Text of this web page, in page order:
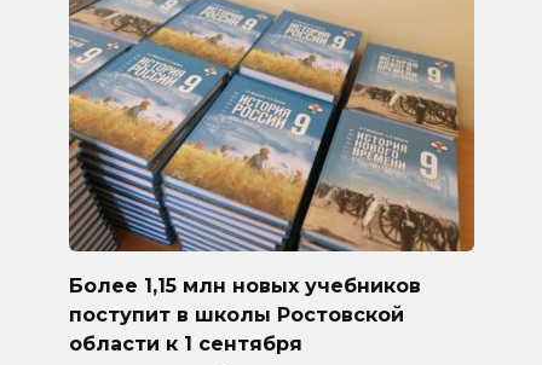
Более 1,15 млн новых учебников
поступит в школы Ростовской
области к 1 сентября